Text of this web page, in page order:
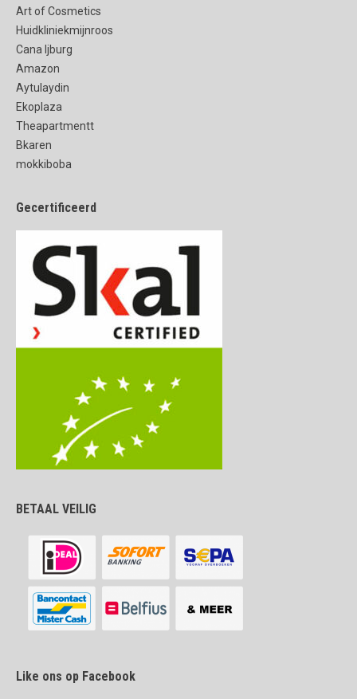
Art of Cosmetics
Huidkliniekmijnroos
Cana Ijburg
Amazon
Aytulaydin
Ekoplaza
Theapartmentt
Bkaren
mokkiboba
Gecertificeerd
BETAAL VEILIG
Like ons op Facebook